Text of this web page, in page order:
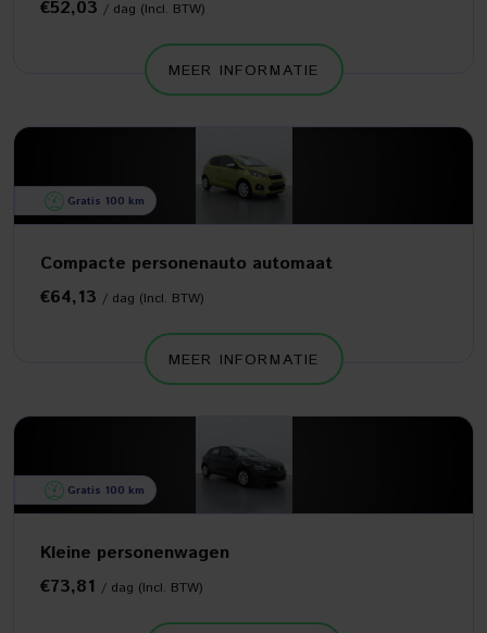
€52,03 / dag (Incl. BTW)
MEER INFORMATIE
Gratis 100 km
Compacte personenauto automaat
€64,13 / dag (Incl. BTW)
MEER INFORMATIE
Gratis 100 km
Kleine personenwagen
€73,81 / dag (Incl. BTW)